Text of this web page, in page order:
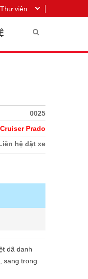
Thư viện
0025
Prado
hệ đặt xe
dã danh
sang trọng